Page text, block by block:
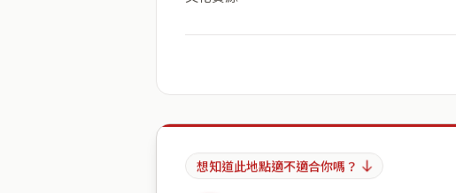
想知道此地點適不適合你嗎？